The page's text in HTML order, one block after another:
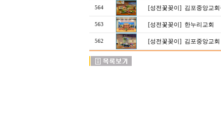
564 [성전꽃꽂이] 김포중앙교
563 [성전꽃꽂이] 한누리교회
562 [성전꽃꽂이] 김포중앙교